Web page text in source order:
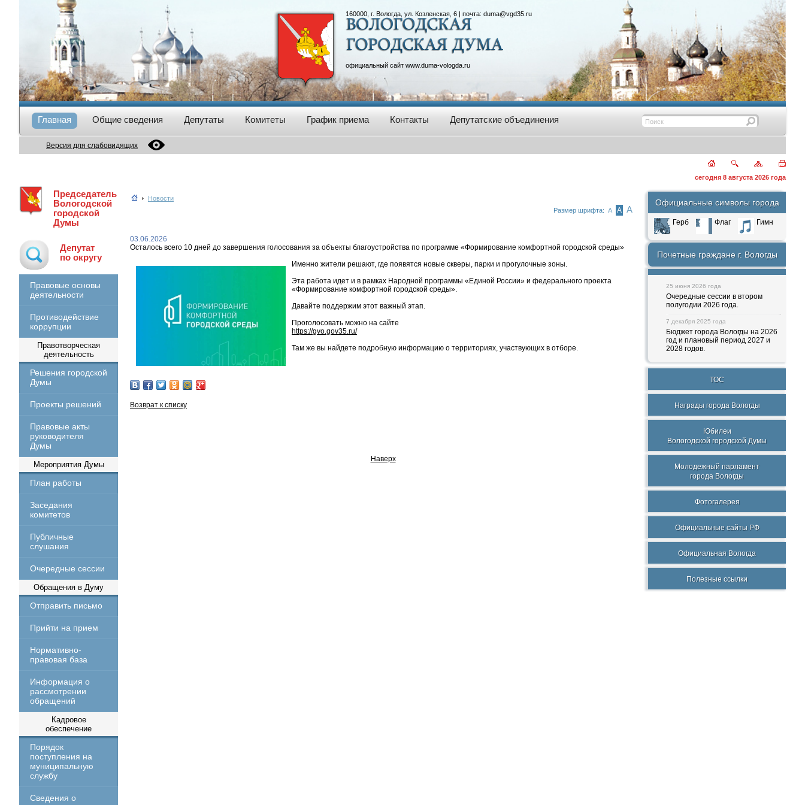
160000, г. Вологда, ул. Козленская, 6 | почта: duma@vgd35.ru
официальный сайт www.duma-vologda.ru
Главная Общие сведения Депутаты Комитеты График приема Контакты Депутатские объединения
Версия для слабовидящих
сегодня 8 августа 2026 года
Председатель
Вологодской
городской
Думы
Депутат
по округу
Правовые основы
деятельности
Противодействие
коррупции
Правотворческая
деятельность
Решения городской
Думы
Проекты решений
Правовые акты
руководителя
Думы
Мероприятия Думы
План работы
Заседания
комитетов
Публичные
слушания
Очередные сессии
Обращения в Думу
Отправить письмо
Прийти на прием
Нормативно-
правовая база
Информация о
рассмотрении
обращений
Кадровое
обеспечение
Порядок
поступления на
муниципальную
службу
Сведения о
Новости
Размер шрифта: А А А
03.06.2026
Осталось всего 10 дней до завершения голосования за объекты благоустройства по программе «Формирование комфортной городской среды»
Именно жители решают, где появятся новые скверы, парки и прогулочные зоны.
Эта работа идет и в рамках Народной программы «Единой России» и федерального проекта
«Формирование комфортной городской среды».
Давайте поддержим этот важный этап.
Проголосовать можно на сайте
https://gvo.gov35.ru/
Там же вы найдете подробную информацию о территориях, участвующих в отборе.
Возврат к списку
Наверх
Официальные символы города
Герб Флаг Гимн
Почетные граждане г. Вологды
25 июня 2026 года
Очередные сессии в втором
полугодии 2026 года.
7 декабря 2025 года
Бюджет города Вологды на 2026
год и плановый период 2027 и
2028 годов.
ТОС
Награды города Вологды
Юбилеи
Вологодской городской Думы
Молодежный парламент
города Вологды
Фотогалерея
Официальные сайты РФ
Официальная Вологда
Полезные ссылки